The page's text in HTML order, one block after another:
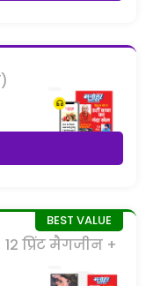
प्रिंट मैगजीन +